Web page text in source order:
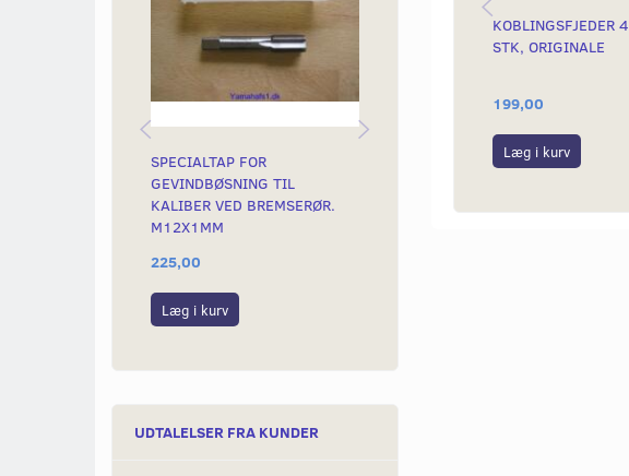
SPECIALTAP FOR
GEVINDBØSNING TIL
KALIBER VED BREMSERØR.
M12X1MM
225,00
Læg i kurv
GEVINDBØSNING HÆRDET M8
UDTALELSER FRA KUNDER
KOBLINGSFJEDER 4
STK, ORIGINALE
199,00
Læg i kurv